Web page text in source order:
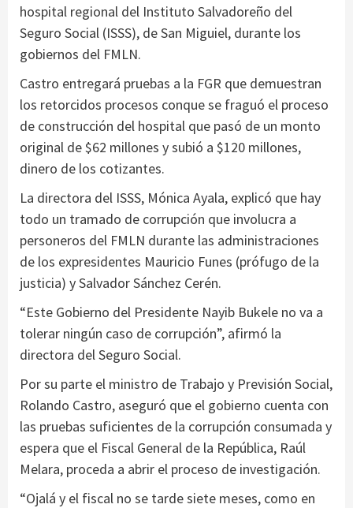
hospital regional del Instituto Salvadoreño del
Seguro Social (ISSS), de San Miguiel, durante los
gobiernos del FMLN.
Castro entregará pruebas a la FGR que demuestran
los retorcidos procesos conque se fraguó el proceso
de construcción del hospital que pasó de un monto
original de $62 millones y subió a $120 millones,
dinero de los cotizantes.
La directora del ISSS, Mónica Ayala, explicó que hay
todo un tramado de corrupción que involucra a
personeros del FMLN durante las administraciones
de los expresidentes Mauricio Funes (prófugo de la
justicia) y Salvador Sánchez Cerén.
“Este Gobierno del Presidente Nayib Bukele no va a
tolerar ningún caso de corrupción”, afirmó la
directora del Seguro Social.
Por su parte el ministro de Trabajo y Previsión Social,
Rolando Castro, aseguró que el gobierno cuenta con
las pruebas suficientes de la corrupción consumada y
espera que el Fiscal General de la República, Raúl
Melara, proceda a abrir el proceso de investigación.
“Ojalá y el fiscal no se tarde siete meses, como en